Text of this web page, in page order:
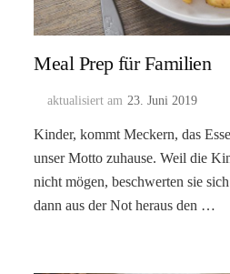
Meal Prep für Familien
aktualisiert am 23. Juni 2019
Kinder, kommt Meckern, das
unser Motto zuhause. Weil die
nicht mögen, beschwerten sie
dann aus der Not heraus den …